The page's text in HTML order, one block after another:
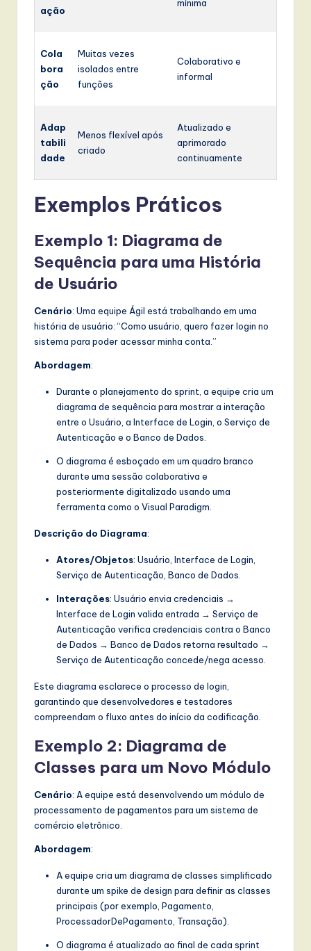
ação
mínima
Cola
bora
ção
Muitas vezes
isolados entre
funções
Colaborativo e
informal
Adap
tabili
dade
Menos flexível após
criado
Atualizado e
aprimorado
continuamente
Exemplos Práticos
Exemplo 1: Diagrama de
Sequência para uma História
de Usuário
Cenário: Uma equipe Ágil está trabalhando em uma
história de usuário: “Como usuário, quero fazer login no
sistema para poder acessar minha conta.”
Abordagem:
Durante o planejamento do sprint, a equipe cria um
diagrama de sequência para mostrar a interação
entre o Usuário, a Interface de Login, o Serviço de
Autenticação e o Banco de Dados.
O diagrama é esboçado em um quadro branco
durante uma sessão colaborativa e
posteriormente digitalizado usando uma
ferramenta como o Visual Paradigm.
Descrição do Diagrama:
Atores/Objetos: Usuário, Interface de Login,
Serviço de Autenticação, Banco de Dados.
Interações: Usuário envia credenciais →
Interface de Login valida entrada → Serviço de
Autenticação verifica credenciais contra o Banco
de Dados → Banco de Dados retorna resultado →
Serviço de Autenticação concede/nega acesso.
Este diagrama esclarece o processo de login,
garantindo que desenvolvedores e testadores
compreendam o fluxo antes do início da codificação.
Exemplo 2: Diagrama de
Classes para um Novo Módulo
Cenário: A equipe está desenvolvendo um módulo de
processamento de pagamentos para um sistema de
comércio eletrônico.
Abordagem:
A equipe cria um diagrama de classes simplificado
durante um spike de design para definir as classes
principais (por exemplo, Pagamento,
ProcessadorDePagamento, Transação).
O diagrama é atualizado ao final de cada sprint